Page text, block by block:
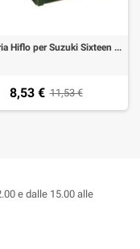
Filtro aria Hiflo per Suzuki Sixteen 125-180 2008-2013
8,53 € 11,53 €
e dalle 15.00 alle